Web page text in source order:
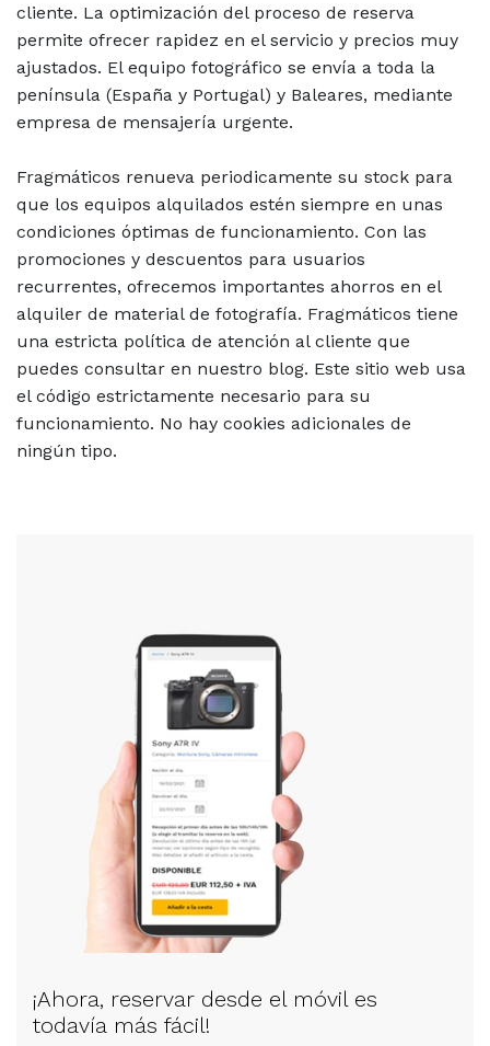
cliente. La optimización del proceso de reserva
permite ofrecer rapidez en el servicio y precios muy
ajustados. El equipo fotográfico se envía a toda la
península (España y Portugal) y Baleares, mediante
empresa de mensajería urgente.
Fragmáticos renueva periodicamente su stock para
que los equipos alquilados estén siempre en unas
condiciones óptimas de funcionamiento. Con las
promociones y descuentos para usuarios
recurrentes, ofrecemos importantes ahorros en el
alquiler de material de fotografía. Fragmáticos tiene
una estricta política de atención al cliente que
puedes consultar en nuestro blog. Este sitio web usa
el código estrictamente necesario para su
funcionamiento. No hay cookies adicionales de
ningún tipo.
¡Ahora, reservar desde el móvil es
todavía más fácil!